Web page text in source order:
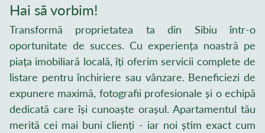
Hai să vorbim!
Transformă proprietatea ta din Sibiu într-o
oportunitate de succes. Cu experiența noastră pe
piața imobiliară locală, îți oferim servicii complete de
listare pentru închiriere sau vânzare. Beneficiezi de
expunere maximă, fotografii profesionale și o echipă
dedicată care își cunoaște orașul. Apartamentul tău
merită cei mai buni clienți - iar noi știm exact cum